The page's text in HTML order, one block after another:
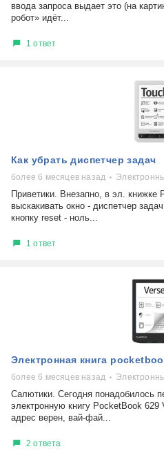
ввода запроса выдает это (на
робот» идёт...
1 ответ
Как убрать диспетчер задач
более 6 месяцев назад
Приветики. Внезапно, в эл. книжке
выскакивать окно - диспетчер
кнопку reset - ноль...
1 ответ
Электронная книга
более 6 месяцев назад
Салютики. Сегодня понадобилось
электронную книгу PocketBook 629
адрес верен, вай-фай...
2 ответа